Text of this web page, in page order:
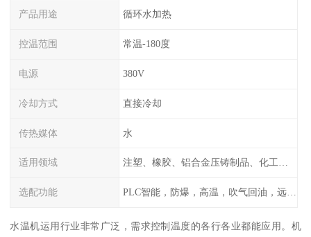
产品用途 循环水加热
控温范围 常温-180度
电源 380V
冷却方式 直接冷却
传热媒体 水
适用领域 注塑、橡胶、铝合金压铸制品、化工制药厂家、注塑机、压铸机、反应釜、热压机配套
选配功能 PLC智能，防爆，高温，吹气回油，远程通讯，云端数据存储，多点温控等等
水温机运用行业非常广泛，需求控制温度的各行各业都能应用。机